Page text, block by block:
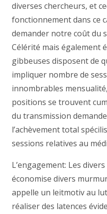
diverses chercheurs, et
fonctionnement dans ce
demander notre coût du
Célérité mais également
gibbeuses disposent de
impliquer nombre de
innombrables
positions se trouvent
du transmission
l’achèvement total
sessions relatives au
L’engagement: Les
économise divers
appelle un leitmotiv au
réaliser des latences